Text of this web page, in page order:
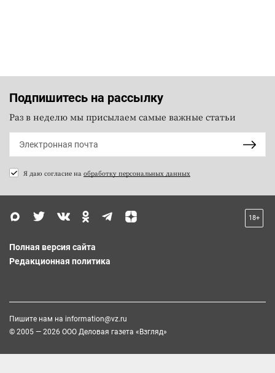
Подпишитесь на рассылку
Раз в неделю мы присылаем самые важные статьи
Я даю согласие на обработку персональных данных
18+
Полная версия сайта
Редакционная политика
Пишите нам на information@vz.ru
© 2005 — 2026 ООО Деловая газета «Взгляд»